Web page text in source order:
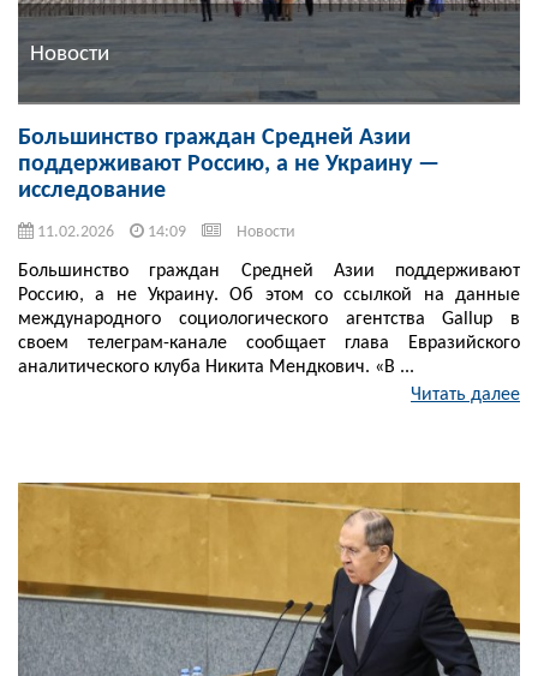
Новости
Большинство граждан Средней Азии
поддерживают Россию, а не Украину —
исследование
11.02.2026 14:09 Новости
Большинство граждан Средней Азии поддерживают
Россию, а не Украину. Об этом со ссылкой на данные
международного социологического агентства Gallup в
своем телеграм-канале сообщает глава Евразийского
аналитического клуба Никита Мендкович. «В ...
Читать далее